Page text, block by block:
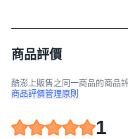
商品評價
酷澎上販售之同一商品的商品
商品評價管理原則
1